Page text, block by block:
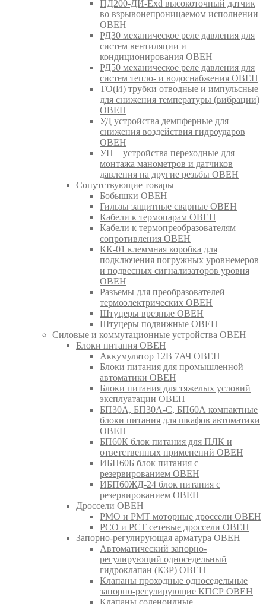
ПД200-ДИ-Exd высокоточный датчик
во взрывонепроницаемом исполнении
ОВЕН
РД30 механическое реле давления для
систем вентиляции и
кондиционирования ОВЕН
РД50 механическое реле давления для
систем тепло- и водоснабжения ОВЕН
ТО(И) трубки отводные и импульсные
для снижения температуры (вибрации)
ОВЕН
УД устройства демпферные для
снижения воздействия гидроударов
ОВЕН
УП – устройства переходные для
монтажа манометров и датчиков
давления на другие резьбы ОВЕН
Сопутствующие товары
Бобышки ОВЕН
Гильзы защитные сварные ОВЕН
Кабели к термопарам ОВЕН
Кабели к термопреобразователям
сопротивления ОВЕН
КК-01 клеммная коробка для
подключения погружных уровнемеров
и подвесных сигнализаторов уровня
ОВЕН
Разъемы для преобразователей
термоэлектрических ОВЕН
Штуцеры врезные ОВЕН
Штуцеры подвижные ОВЕН
Силовые и коммутационные устройства ОВЕН
Блоки питания ОВЕН
Аккумулятор 12В 7АЧ ОВЕН
Блоки питания для промышленной
автоматики ОВЕН
Блоки питания для тяжелых условий
эксплуатации ОВЕН
БП30А, БП30А-С, БП60А компактные
блоки питания для шкафов автоматики
ОВЕН
БП60К блок питания для ПЛК и
ответственных применений ОВЕН
ИБП60Б блок питания с
резервированием ОВЕН
ИБП60ЖД-24 блок питания с
резервированием ОВЕН
Дроссели ОВЕН
РМО и РМТ моторные дроссели ОВЕН
РСО и РСТ сетевые дроссели ОВЕН
Запорно-регулирующая арматура ОВЕН
Автоматический запорно-
регулирующий односедельный
гидроклапан (КЗР) ОВЕН
Клапаны проходные односедельные
запорно-регулирующие КПСР ОВЕН
Клапаны соленоидные